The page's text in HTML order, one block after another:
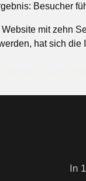
Besucher
mit zehn
hat sich
In